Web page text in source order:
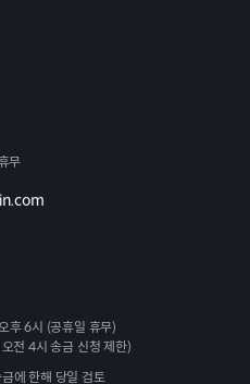
무
후 6시 (공휴일 휴무)
전 4시 송금 신청 제한)
에 한해 당일 검토